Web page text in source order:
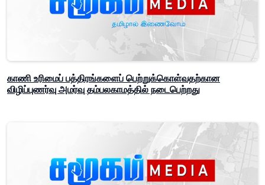
காணி உரிமைப் பத்திரங்களைப் பெற்றுக்கொள்வதற்கான
விழிப்புணர்வு அமர்வு தம்பலகாமத்தில் நடைபெற்றது